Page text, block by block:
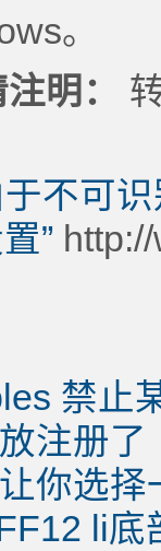
。
明：
于不可
”
禁止
注册了
你选择
li